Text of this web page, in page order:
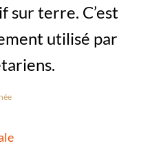
sur terre. C’est
utilisé par